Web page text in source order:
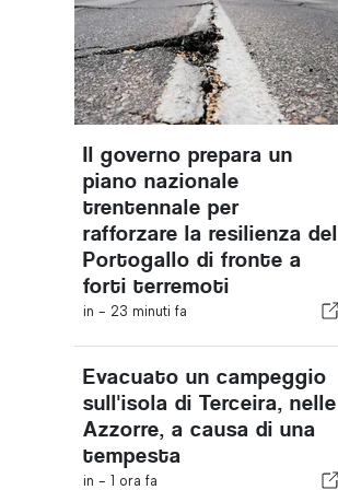
Il governo prepara un
piano nazionale
trentennale per
rafforzare la resilienza del
Portogallo di fronte a
forti terremoti
in - 23 minuti fa
Evacuato un campeggio
sull'isola di Terceira, nelle
Azzorre, a causa di una
tempesta
in - 1 ora fa